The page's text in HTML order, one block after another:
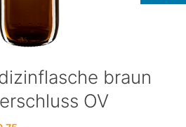
braun
OV